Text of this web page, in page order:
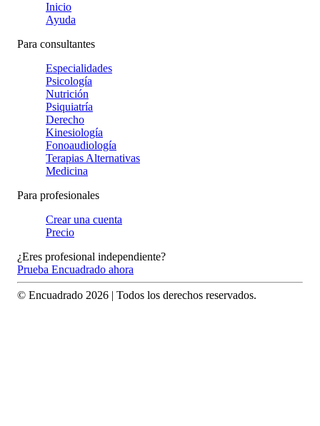
Inicio
Ayuda
Para consultantes
Especialidades
Psicología
Nutrición
Psiquiatría
Derecho
Kinesiología
Fonoaudiología
Terapias Alternativas
Medicina
Para profesionales
Crear una cuenta
Precio
¿Eres profesional independiente?
Prueba Encuadrado ahora
© Encuadrado 2026 | Todos los derechos reservados.